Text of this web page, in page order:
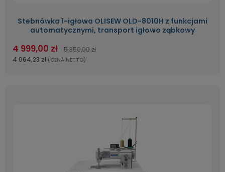
Stebnówka 1-igłowa OLISEW OLD-8010H z funkcjami
automatycznymi, transport igłowo ząbkowy
4 999,00 zł
5 350,00 zł
4 064,23 zł (CENA NETTO)